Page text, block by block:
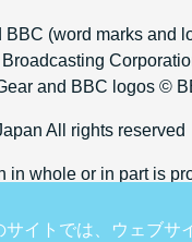
BBC (word marks and
and BBC logos ©
All rights reserved
in whole or in part is
サイトでは、ウェブサ